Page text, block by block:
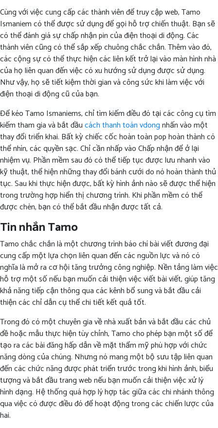
Cùng với việc cung cấp các thành viên để truy cập web, Tamo
Ismaniem có thể được sử dụng để gọi hỗ trợ chiến thuật. Bạn sẽ
có thể đánh giá sự chấp nhận pin của điện thoại di động. Các
thành viên cũng có thể sắp xếp chuông chắc chắn. Thêm vào đó,
các cộng sự có thể thực hiện các liên kết trở lại vào màn hình nhà
của họ liên quan đến việc có xu hướng sử dụng được sử dụng.
Như vậy, họ sẽ tiết kiệm thời gian và công sức khi làm việc với
điện thoại di động cũ của bạn.
Để kéo Tamo Ismaniems, chỉ tìm kiếm điều đó tại các công cụ tìm
kiếm tham gia và bắt đầucách thanh toán vdongnhấn vào một
thay đổi triển khai. Bất kỳ chiếc cốc hoàn toàn pop hoàn thành có
thể nhìn, các quyền sạc. Chỉ cần nhấp vào Chấp nhận để ở lại
nhiệm vụ. Phần mềm sau đó có thể tiếp tục được lưu nhanh vào
kỹ thuật, thể hiện những thay đổi bánh cưới do nó hoàn thành thủ
tục. Sau khi thực hiện được, bất kỳ hình ảnh nào sẽ được thể hiện
trong trường hợp hiển thị chương trình. Khi phần mềm có thể
được chèn, bạn có thể bắt đầu nhận được tất cả.
Tin nhắn Tamo
Tamo chắc chắn là một chương trình báo chí bài viết đương đại
cung cấp một lựa chọn liên quan đến các nguồn lực và nó có
nghĩa là mở ra cơ hội tăng trưởng công nghiệp. Nền tảng làm việc
hỗ trợ một số nếu bạn muốn cải thiện việc viết bài viết, giúp tăng
khả năng tiếp cận thông qua các kênh bổ sung và bắt đầu cải
thiện các chỉ dẫn cụ thể chi tiết kết quả tốt.
Trong đó có một chuyên gia về nhà xuất bản và bắt đầu các chủ
đề hoặc mẫu thực hiện tùy chỉnh, Tamo cho phép bạn một số để
tạo ra các bài đăng hấp dẫn về mặt thẩm mỹ phù hợp với chức
năng dòng của chúng. Nhưng nó mang một bộ sưu tập liên quan
đến các chức năng được phát triển trước trong khi hình ảnh, biểu
tượng và bắt đầu trang web nếu bạn muốn cải thiện việc xử lý
hình dạng. Hệ thống quá hợp lý hợp tác giữa các chi nhánh thông
qua việc có được điều đó để hoạt động trong các chiến lược của
hai.